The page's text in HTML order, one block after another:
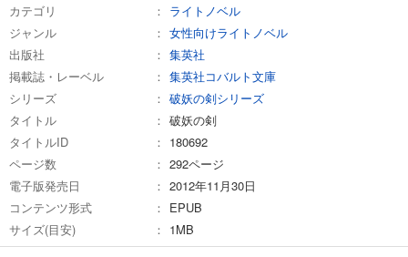
破妖の剣６ 鬱金の暁闇14
あらすじを表示する
破妖の剣６ 鬱金の暁闇15
カテゴリ
ライトノベル
ジャンル
女性向けライトノベル
出版社
集英社
掲載誌・レーベル
集英社コバルト文庫
シリーズ
破妖の剣シリーズ
タイトル
破妖の剣
タイトルID
180692
ページ数
292ページ
電子版発売日
2012年11月30日
コンテンツ形式
EPUB
サイズ(目安)
1MB